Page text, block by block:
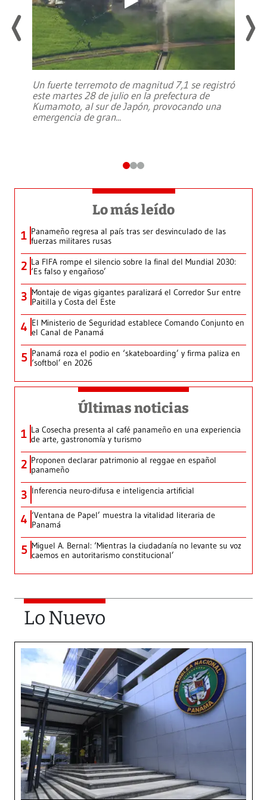
Un fuerte terremoto de magnitud 7,1 se registró
este martes 28 de julio en la prefectura de
Kumamoto, al sur de Japón, provocando una
emergencia de gran...
Lo más leído
1 Panameño regresa al país tras ser desvinculado de las
fuerzas militares rusas
2 La FIFA rompe el silencio sobre la final del Mundial 2030:
‘Es falso y engañoso’
3 Montaje de vigas gigantes paralizará el Corredor Sur entre
Paitilla y Costa del Este
4 El Ministerio de Seguridad establece Comando Conjunto en
el Canal de Panamá
5 Panamá roza el podio en ‘skateboarding’ y firma paliza en
‘softbol’ en 2026
Últimas noticias
1 La Cosecha presenta al café panameño en una experiencia
de arte, gastronomía y turismo
2 Proponen declarar patrimonio al reggae en español
panameño
3 Inferencia neuro-difusa e inteligencia artificial
4 ‘Ventana de Papel’ muestra la vitalidad literaria de
Panamá
5 Miguel A. Bernal: ‘Mientras la ciudadanía no levante su voz
caemos en autoritarismo constitucional’
Lo Nuevo